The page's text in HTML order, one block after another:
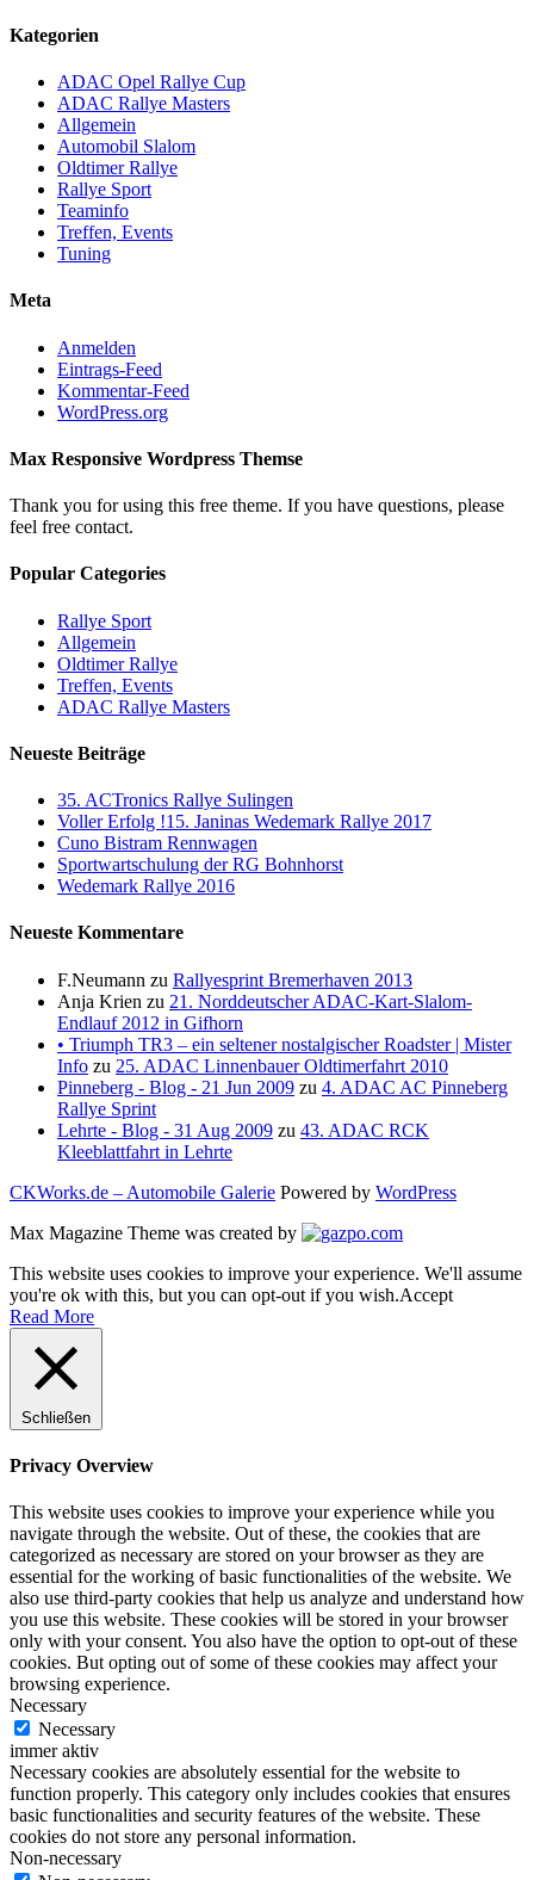
Kategorien
ADAC Opel Rallye Cup
ADAC Rallye Masters
Allgemein
Automobil Slalom
Oldtimer Rallye
Rallye Sport
Teaminfo
Treffen, Events
Tuning
Meta
Anmelden
Eintrags-Feed
Kommentar-Feed
WordPress.org
Max Responsive Wordpress Themse
Thank you for using this free theme. If you have questions, please
feel free contact.
Popular Categories
Rallye Sport
Allgemein
Oldtimer Rallye
Treffen, Events
ADAC Rallye Masters
Neueste Beiträge
35. ACTronics Rallye Sulingen
Voller Erfolg !15. Janinas Wedemark Rallye 2017
Cuno Bistram Rennwagen
Sportwartschulung der RG Bohnhorst
Wedemark Rallye 2016
Neueste Kommentare
F.Neumann zu Rallyesprint Bremerhaven 2013
Anja Krien zu 21. Norddeutscher ADAC-Kart-Slalom-
Endlauf 2012 in Gifhorn
• Triumph TR3 – ein seltener nostalgischer Roadster | Mister
Info zu 25. ADAC Linnenbauer Oldtimerfahrt 2010
Pinneberg - Blog - 21 Jun 2009 zu 4. ADAC AC Pinneberg
Rallye Sprint
Lehrte - Blog - 31 Aug 2009 zu 43. ADAC RCK
Kleeblattfahrt in Lehrte
CKWorks.de – Automobile Galerie Powered by WordPress
Max Magazine Theme was created by
This website uses cookies to improve your experience. We'll assume
you're ok with this, but you can opt-out if you wish.Accept
Read More
Schließen
Privacy Overview
This website uses cookies to improve your experience while you
navigate through the website. Out of these, the cookies that are
categorized as necessary are stored on your browser as they are
essential for the working of basic functionalities of the website. We
also use third-party cookies that help us analyze and understand how
you use this website. These cookies will be stored in your browser
only with your consent. You also have the option to opt-out of these
cookies. But opting out of some of these cookies may affect your
browsing experience.
Necessary
Necessary
immer aktiv
Necessary cookies are absolutely essential for the website to
function properly. This category only includes cookies that ensures
basic functionalities and security features of the website. These
cookies do not store any personal information.
Non-necessary